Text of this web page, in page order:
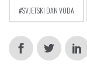
SVJETSKI DAN VODA